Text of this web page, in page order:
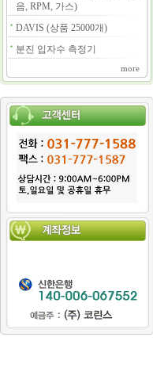
음, RPM, 가스)
DAVIS (상품 25000개)
분진 입자수 측정기
more